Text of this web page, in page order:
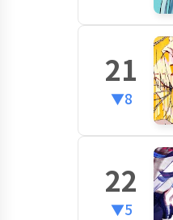
21
▼8
22
▼5